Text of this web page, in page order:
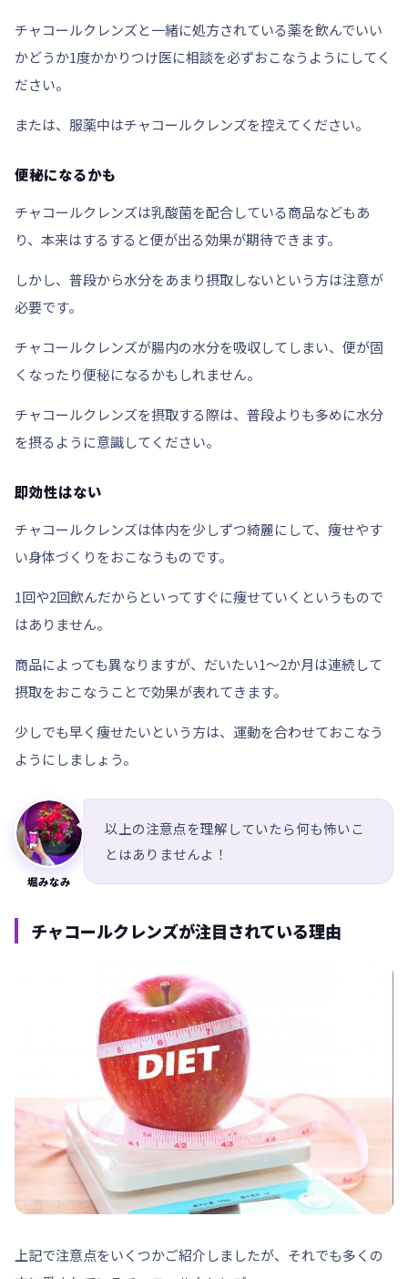
チャコールクレンズと一緒に処方されている薬を飲んでいい
かどうか1度かかりつけ医に相談を必ずおこなうようにしてく
ださい。
または、服薬中はチャコールクレンズを控えてください。
便秘になるかも
チャコールクレンズは乳酸菌を配合している商品などもあ
り、本来はするすると便が出る効果が期待できます。
しかし、普段から水分をあまり摂取しないという方は注意が
必要です。
チャコールクレンズが腸内の水分を吸収してしまい、便が固
くなったり便秘になるかもしれません。
チャコールクレンズを摂取する際は、普段よりも多めに水分
を摂る ように意識してください。
即効性はない
チャコールクレンズは体内を少しずつ綺麗にして、 痩せやす
い身体づくりをおこなうものです。
1回や2回飲んだからといってすぐに痩せていくというもので
はありません。
商品によっても異なりますが、だいたい1～2か月は連続して
摂取をおこなうことで効果が表れてきます。
少しでも早く痩せたいという方は、運動を合わせておこなう
ようにしましょう。
堀みなみ
以上の注意点を理解していたら何も怖いこ
とはありませんよ！
チャコールクレンズが注目されている理由
上記で注意点をいくつかご紹介しましたが、それでも多くの